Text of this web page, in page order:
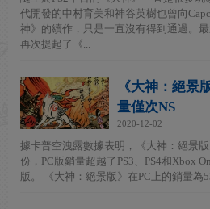
代開發的中村育美和神谷英樹也曾向
神》的續作，只是一直沒有得到通過。
再次提起了《...
《大神：絕景
量僅次NS
2020-12-02
據卡普空洩露數據表明，《大神：絕景
份，PC版銷量超越了PS3、PS4和Xbox
版。 《大神：絕景版》在PC上的銷量為